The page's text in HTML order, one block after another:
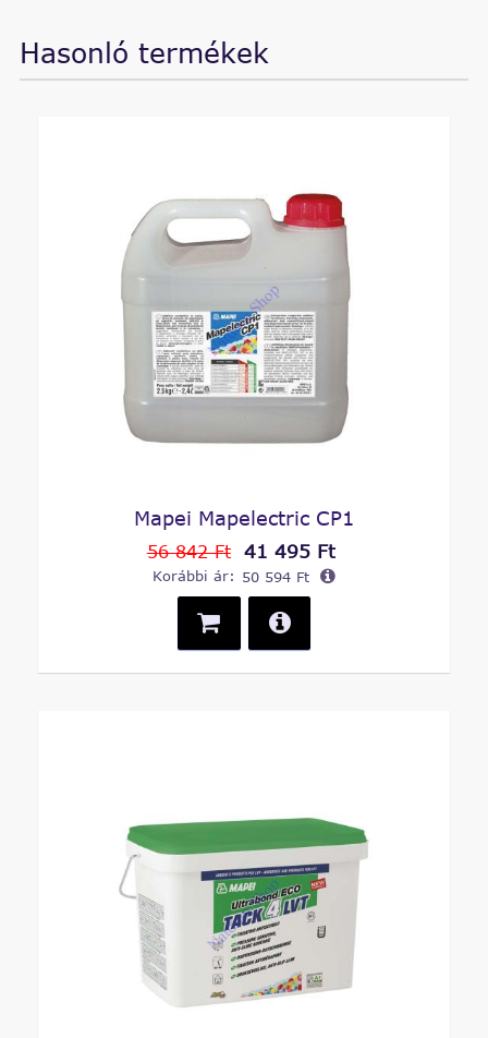
Hasonló termékek
Mapei Mapelectric CP1
56 842 Ft 41 495 Ft
Korábbi ár: 50 594 Ft